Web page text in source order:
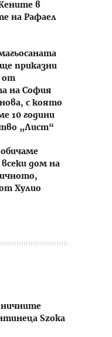
в
на Рафаел
приказни
от
на София
с която
10 години
„Лист“
всеки дом на
Хулио
Szoka